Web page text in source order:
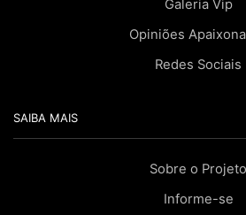
Galeria Vip
Opiniões
Redes Sociais
SAIBA MAIS
Sobre o Projeto
Informe-se